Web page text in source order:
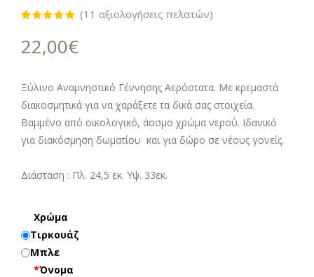
από 5 με
βάση
(11 αξιολογήσεις πελατών)
22,00€
Ξύλινο Αναμνηστικό Γέννησης Αερόστατα. Με κρεμαστά
διακοσμητικά για να χαράξετε τα δικά σας στοιχεία.
Βαμμένο από οικολογικό, άοσμο χρώμα νερού. Ιδανικό
για διακόσμηση δωματίου και για δώρο σε νέους γονείς.
Διάσταση : Πλ. 24,5 εκ. Υψ. 33εκ.
Χρώμα
Τιρκουάζ
Μπλε
*Όνομα